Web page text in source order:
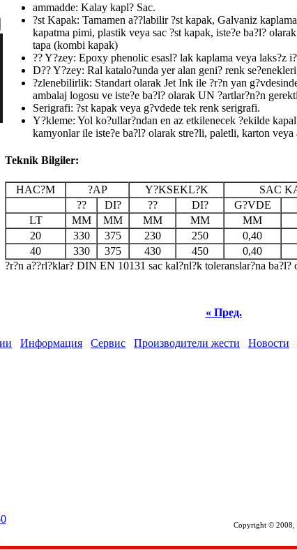
ammadde: Kalay kapl? Sac.
?st Kapak: Tamamen a??labilir ?st kapak, Galvaniz
kapatma pimi, plastik veya sac ?st kapak, iste?e ba?l? olarak
tapa (kombi kapak)
?? Y?zey: Epoxy phenolic esasl? lak kaplama veya laks?z
D?? Y?zey: Ral katalo?unda yer alan geni? renk
?zlenebilirlik: Standart olarak Jet Ink ile ?r?n yan
ambalaj logosu ve iste?e ba?l? olarak UN ?artlar?n?n
Serigrafi: ?st kapak veya g?vdede tek renk serigrafi.
Y?kleme: Yol ko?ullar?ndan en az etkilenecek ?ekilde
kamyonlar ile iste?e ba?l? olarak stre?li, paletli, karton veya
Teknik Bilgiler:
HAC?M ?AP Y?KSEKL?K SAC
??
DI? ?? DI? G?VDE
LT
MM MM MM MM MM
20
330 375 230 250 0,40
40
330 375 430 450 0,40
?r?n a??rl?klar? DIN EN 10131 sac kal?nl?k toleranslar?na ba?l?
« Пред.
Информация Сервис Производители жести Новости
Copyright © 2008,